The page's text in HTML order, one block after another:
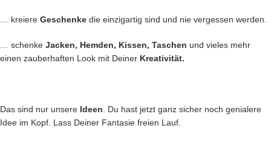
… kreiere Geschenke die einzigartig sind und nie vergessen werden.
… schenke Jacken, Hemden, Kissen, Taschen und vieles mehr
einen zauberhaften Look mit Deiner Kreativität.
Das sind nur unsere Ideen. Du hast jetzt ganz sicher noch genialere
Idee im Kopf. Lass Deiner Fantasie freien Lauf.